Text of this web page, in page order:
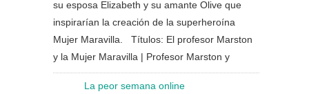
su esposa Elizabeth y su amante Olive que
inspirarían la creación de la superheroína
Mujer Maravilla. Títulos: El profesor Marston
y la Mujer Maravilla | Profesor Marston y
La peor semana online